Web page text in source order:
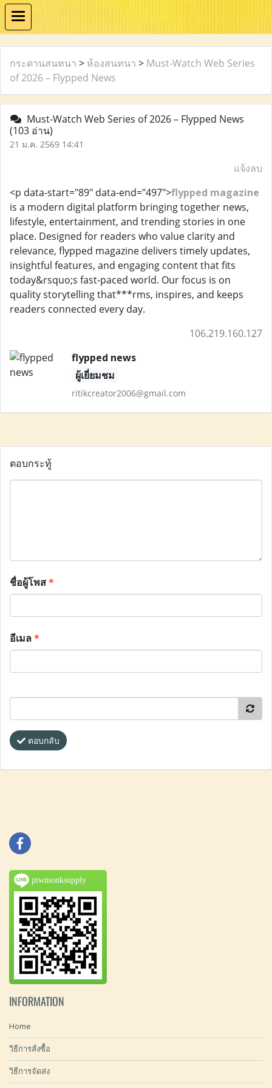
กระดานสนทนา > ห้องสนทนา > Must-Watch Web Series
of 2026 – Flypped News
Must-Watch Web Series of 2026 – Flypped News
(103 อ่าน)
21 ม.ค. 2569 14:41
แจ้งลบ
<p data-start="89" data-end="497">flypped magazine
is a modern digital platform bringing together news,
lifestyle, entertainment, and trending stories in one
place. Designed for readers who value clarity and
relevance, flypped magazine delivers timely updates,
insightful features, and engaging content that fits
today&rsquo;s fast-paced world. Our focus is on
quality storytelling that***rms, inspires, and keeps
readers connected every day.
106.219.160.127
flypped news
ผู้เยี่ยมชม
ritikcreator2006@gmail.com
ตอบกระทู้
ชื่อผู้โพส*
อีเมล*
ตอบกลับ
ptwmonksupply
INFORMATION
Home
วิธีการสั่งซื้อ
วิธีการจัดส่ง